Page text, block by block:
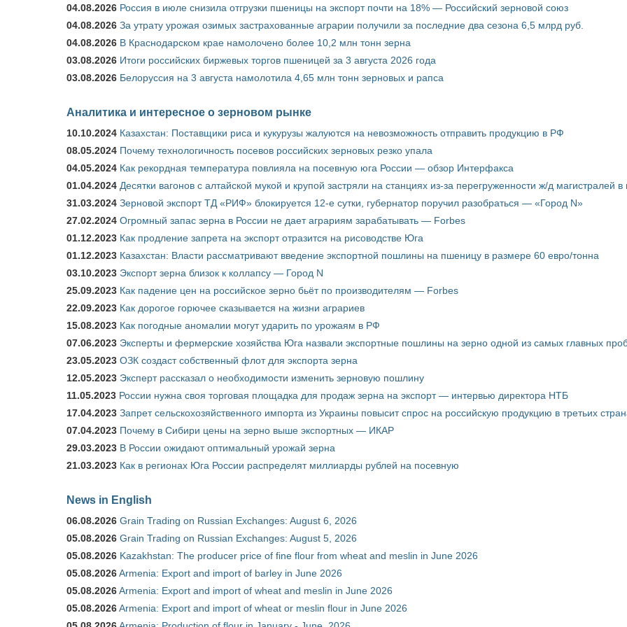
04.08.2026 Россия в июле снизила отгрузки пшеницы на экспорт почти на 18% — Российский зерновой союз
04.08.2026 За утрату урожая озимых застрахованные аграрии получили за последние два сезона 6,5 млрд руб.
04.08.2026 В Краснодарском крае намолочено более 10,2 млн тонн зерна
03.08.2026 Итоги российских биржевых торгов пшеницей за 3 августа 2026 года
03.08.2026 Белоруссия на 3 августа намолотила 4,65 млн тонн зерновых и рапса
Аналитика и интересное о зерновом рынке
10.10.2024 Казахстан: Поставщики риса и кукурузы жалуются на невозможность отправить продукцию в РФ
08.05.2024 Почему технологичность посевов российских зерновых резко упала
04.05.2024 Как рекордная температура повлияла на посевную юга России — обзор Интерфакса
01.04.2024 Десятки вагонов с алтайской мукой и крупой застряли на станциях из-за перегруженности ж/д магистралей в
31.03.2024 Зерновой экспорт ТД «РИФ» блокируется 12-е сутки, губернатор поручил разобраться — «Город N»
27.02.2024 Огромный запас зерна в России не дает аграриям зарабатывать — Forbes
01.12.2023 Как продление запрета на экспорт отразится на рисоводстве Юга
01.12.2023 Казахстан: Власти рассматривают введение экспортной пошлины на пшеницу в размере 60 евро/тонна
03.10.2023 Экспорт зерна близок к коллапсу — Город N
25.09.2023 Как падение цен на российское зерно бьёт по производителям — Forbes
22.09.2023 Как дорогое горючее сказывается на жизни аграриев
15.08.2023 Как погодные аномалии могут ударить по урожаям в РФ
07.06.2023 Эксперты и фермерские хозяйства Юга назвали экспортные пошлины на зерно одной из самых главных
23.05.2023 ОЗК создаст собственный флот для экспорта зерна
12.05.2023 Эксперт рассказал о необходимости изменить зерновую пошлину
11.05.2023 России нужна своя торговая площадка для продаж зерна на экспорт — интервью директора НТБ
17.04.2023 Запрет сельскохозяйственного импорта из Украины повысит спрос на российскую продукцию в третьих
07.04.2023 Почему в Сибири цены на зерно выше экспортных — ИКАР
29.03.2023 В России ожидают оптимальный урожай зерна
21.03.2023 Как в регионах Юга России распределят миллиарды рублей на посевную
News in English
06.08.2026 Grain Trading on Russian Exchanges: August 6, 2026
05.08.2026 Grain Trading on Russian Exchanges: August 5, 2026
05.08.2026 Kazakhstan: The producer price of fine flour from wheat and meslin in June 2026
05.08.2026Armenia: Export and import of barley in June 2026
05.08.2026Armenia: Export and import of wheat and meslin in June 2026
05.08.2026Armenia: Export and import of wheat or meslin flour in June 2026